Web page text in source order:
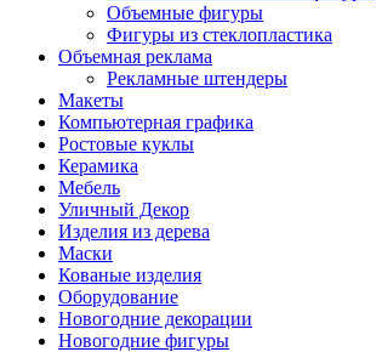
Объемные фигуры
Фигуры из стеклопластика
Объемная реклама
Рекламные штендеры
Макеты
Компьютерная графика
Ростовые куклы
Керамика
Мебель
Уличный Декор
Изделия из дерева
Маски
Кованые изделия
Оборудование
Новогодние декорации
Новогодние фигуры